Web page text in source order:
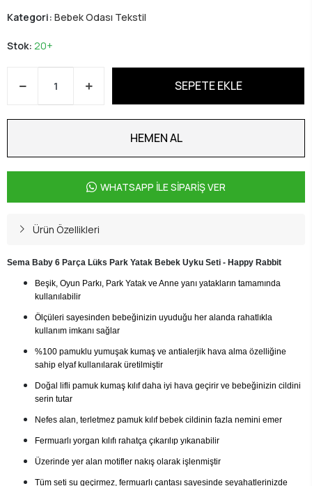
Kategori: Bebek Odası Tekstil
Stok: 20+
SEPETE EKLE
HEMEN AL
WHATSAPP İLE SİPARİŞ VER
Ürün Özellikleri
Sema Baby 6 Parça Lüks Park Yatak Bebek Uyku Seti - Happy Rabbit
Beşik, Oyun Parkı, Park Yatak ve Anne yanı yatakların tamamında
kullanılabilir
Ölçüleri sayesinden bebeğinizin uyuduğu her alanda rahatlıkla
kullanım imkanı sağlar
%100 pamuklu yumuşak kumaş ve antialerjik hava alma özelliğine
sahip elyaf kullanılarak üretilmiştir
Doğal lifli pamuk kumaş kılıf daha iyi hava geçirir ve bebeğinizin cildini
serin tutar
Nefes alan, terletmez pamuk kılıfbebek cildinin fazla nemini emer
Fermuarlı yorgan kılıfı rahatça çıkarılıp yıkanabilir
Üzerinde yer alan motifler nakış olarak işlenmiştir
Tüm seti su geçirmez, fermuarlı çantası sayesinde seyahatlerinizde